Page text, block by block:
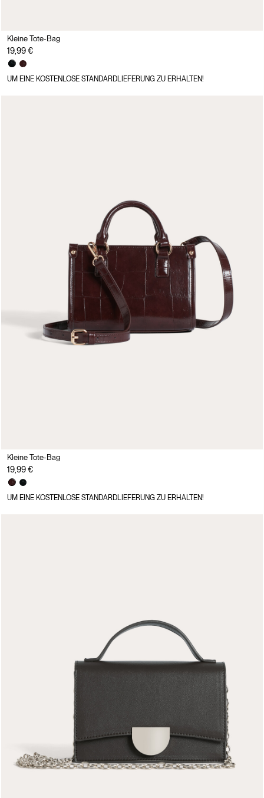
Kleine Tote-Bag
19,99 €
UM EINE KOSTENLOSE STANDARDLIEFERUNG ZU ERHALTEN!
Kleine Tote-Bag
19,99 €
UM EINE KOSTENLOSE STANDARDLIEFERUNG ZU ERHALTEN!